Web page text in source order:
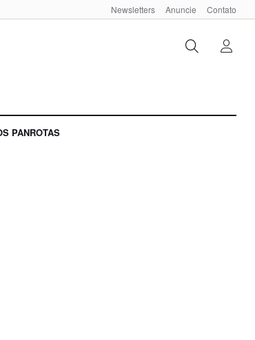
Newsletters Anuncie Contato
PANROTAS